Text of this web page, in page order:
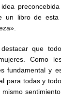
un libro de esta
que
Como
fundamental y
para todas y
mismo